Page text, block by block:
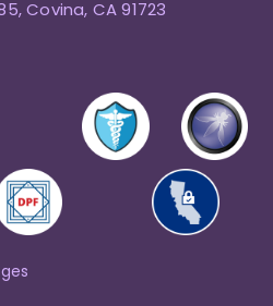
Covina, CA 91723